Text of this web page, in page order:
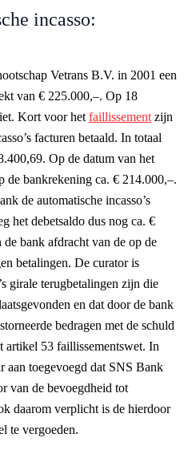
incasso:
Vetrans B.V. in 2001 een
van € 225.000,–. Op 18
Kort voor het faillissement zijn
facturen betaald. In totaal
Op de datum van het
de bankrekening ca. € 214.000,–.
de automatische incasso’s
het debetsaldo dus nog ca. €
bank afdracht van de op de
betalingen. De curator is
girale terugbetalingen zijn die
en dat door de bank
bedragen met de schuld
artikel 53 faillissementswet. In
aan toegevoegd dat SNS Bank
van de bevoegdheid tot
daarom verplicht is de hierdoor
te vergoeden.